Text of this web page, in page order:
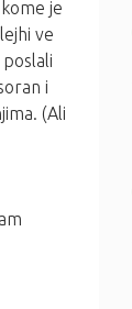
je
ve
i
(Ali